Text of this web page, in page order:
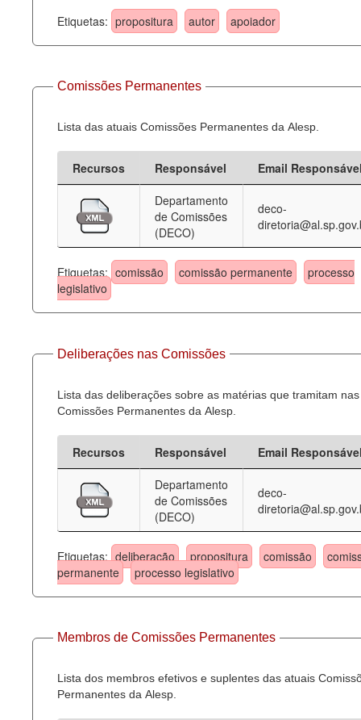
Agenda
Perguntas frequentes
Contato
Etiquetas: propositura autor apoiador
Comissões Permanentes
Lista das atuais Comissões Permanentes da Alesp.
Recursos Responsável
Email
Departamento
de Comissões
(DECO)
deco-
Etiquetas: comissão comissão permanente
processo
legislativo
Deliberações nas Comissões
Lista das deliberações sobre as matérias que tramitam nas
Comissões Permanentes da Alesp.
Recursos Responsável
Email
Departamento
de Comissões
(DECO)
deco-
Etiquetas: deliberação propositura comissão
permanente
processo legislativo
Membros de Comissões Permanentes
Lista dos membros efetivos e suplentes das atuais
Permanentes da Alesp.